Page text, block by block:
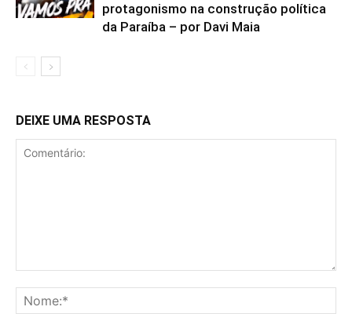
protagonismo na construção política
da Paraíba – por Davi Maia
DEIXE UMA RESPOSTA